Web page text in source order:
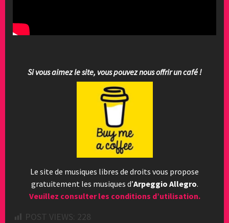
Si vous aimez le site, vous pouvez nous offrir un café !
Le site de musiques libres de droits vous propose
gratuitement les musiques d’Arpeggio Allegro.
Veuillez consulter les conditions d’utilisation.
POST VIEWS: 228